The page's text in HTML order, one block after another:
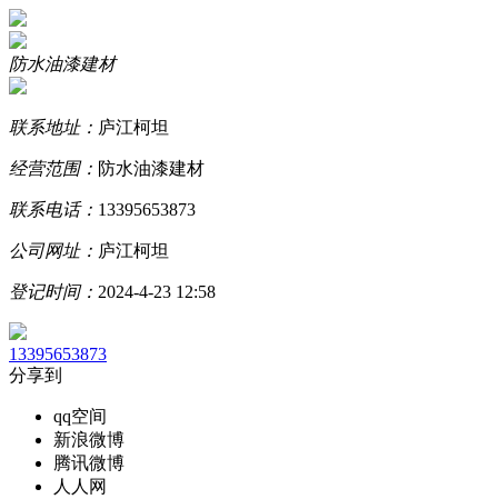
防水油漆建材
联系地址： 庐江柯坦
经营范围： 防水油漆建材
联系电话： 13395653873
公司网址： 庐江柯坦
登记时间： 2024-4-23 12:58
13395653873
分享到
qq空间
新浪微博
腾讯微博
人人网